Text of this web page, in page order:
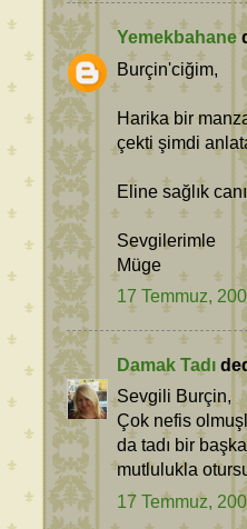
Yemekbahane
Burçin'ciğim,
Harika bir
çekti şimdi
Eline sağlık
Sevgilerimle
Müge
17 Temmuz,
Damak Tadı
Sevgili Burçin,
Çok nefis
da tadı bir
mutlulukla
17 Temmuz,